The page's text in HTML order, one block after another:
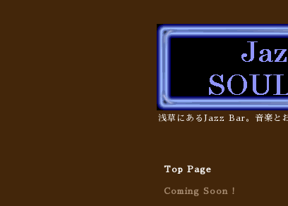
浅草にあるJazz Bar。音楽と
Top Page
Coming Soon !